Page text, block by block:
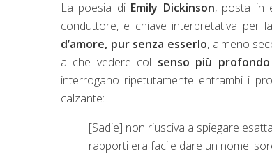
La poesia di Emily Dickinson, posta in
conduttore, e chiave interpretativa per
d’amore, pur senza esserlo, almeno
a che vedere col senso più profondo
interrogano ripetutamente entrambi i
calzante:
[Sadie] non riusciva a spiegare
rapporti era facile dare un nome: